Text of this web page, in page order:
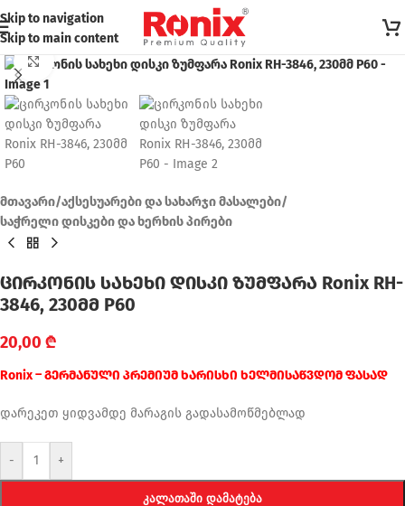
Skip to navigation
Skip to main content
Click to enlarge
მთავარი/აქსესუარები და სახარჯი მასალები/
საჭრელი დისკები და ხერხის პირები
ცირკონის სახეხი დისკი ზუმფარა Ronix RH-
3846, 230მმ P60
20,00 ₾
Ronix – გერმანული პრემიუმ ხარისხი ხელმისაწვდომ ფასად
დარეკეთ ყიდვამდე მარაგის გადასამოწმებლად
- +
ᲙᲐᲚᲐᲗᲐᲨᲘ ᲓᲐᲛᲐᲢᲔᲑᲐ